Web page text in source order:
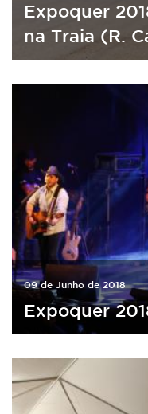
Expoquer
na Traia (R.
09 de Junho de 2018
Expoquer